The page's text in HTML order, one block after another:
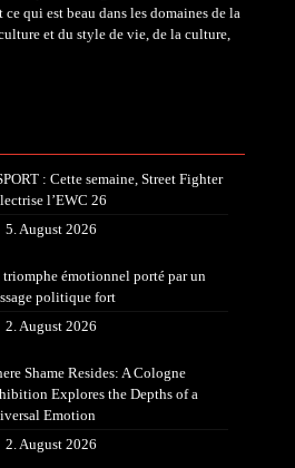
qui est beau dans les domaines de la
et du style de vie, de la culture,
: Cette semaine, Street Fighter
l’EWC 26
5. August 2026
triomphe émotionnel porté par un
politique fort
2. August 2026
Shame Resides: A Cologne
Explores the Depths of a
Emotion
2. August 2026